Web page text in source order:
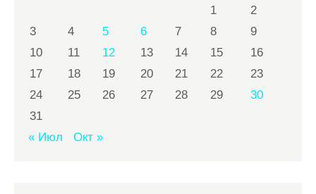
1
2
3
4 5 6 7 8
9
10
11 12 13 14 15
16
17
18 19 20 21 22
23
24
25 26 27 28 29
30
31
« Июл
Окт »